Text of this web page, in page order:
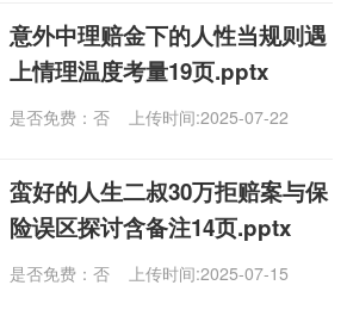
意外中理赔金下的人性当规则遇
上情理温度考量19页.pptx
是否免费：否 上传时间:2025-07-22
蛮好的人生二叔30万拒赔案与保
险误区探讨含备注14页.pptx
是否免费：否 上传时间:2025-07-15